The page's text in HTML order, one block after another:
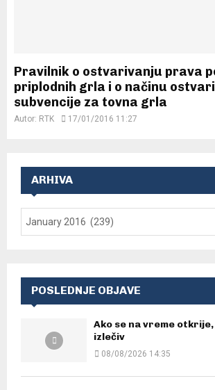
Pravilnik o ostvarivanju prava
priplodnih grla i o načinu
subvencije za tovna grla
Autor: RTK 17/01/2016 11:27
ARHIVA
POSLEDNJE OBJAVE
Ako se na vreme otkrije,
izlečiv
08/08/2026 14:35